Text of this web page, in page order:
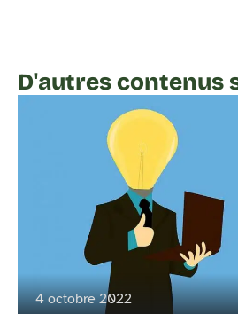
D'autres contenus
4 octobre 2022